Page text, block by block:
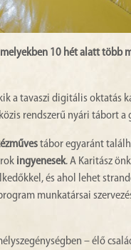
10 hét alatt több
a tavaszi digitális oktatás
rendszerű nyári tábort a
tábor egyaránt
ingyenesek. A Karitász
és ahol lehet
munkatársai
– élő